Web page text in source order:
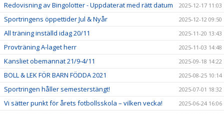
Redovisning av Bingolotter - Uppdaterat med rätt datum 2025-12-17 11:03
Sportringens öppettider Jul & Nyår 2025-12-12 09:50
All träning inställd idag 20/11 2025-11-20 13:43
Provträning A-laget herr 2025-11-03 14:48
Kansliet obemannat 21/9-4/11 2025-09-18 14:22
BOLL & LEK FÖR BARN FÖDDA 2021 2025-08-25 10:14
Sportringen håller semesterstängt! 2025-07-01 18:32
Vi sätter punkt för årets fotbollsskola – vilken vecka! 2025-06-24 16:06